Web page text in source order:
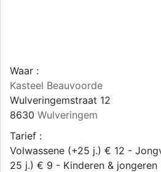
Waar :
Kasteel Beauvoorde
Wulveringemstraat 12
8630 Wulveringem
Tarief :
Volwassene (+25 j.) € 12 -
25 j.) € 9 - Kinderen &